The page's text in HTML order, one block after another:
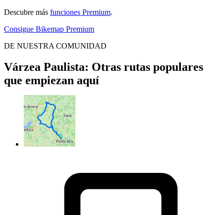
Descubre más funciones Premium.
Consigue Bikemap Premium
DE NUESTRA COMUNIDAD
Várzea Paulista: Otras rutas populares
que empiezan aquí